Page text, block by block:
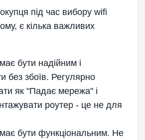
під час вибору wifi
є кілька важливих
бути надійним і
без збоїв. Регулярно
як "Падає мережа" і
роутер - це не для
бути функціональним. Не